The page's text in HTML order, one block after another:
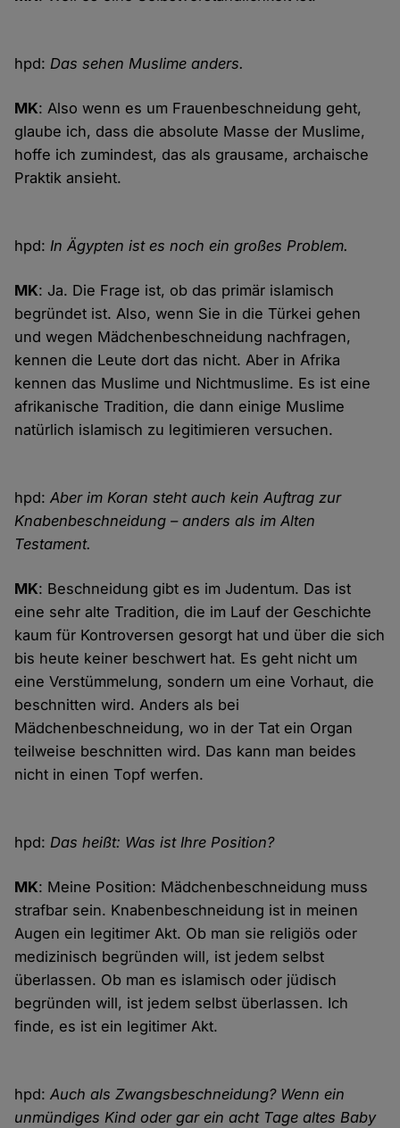
hpd:Das sehen Muslime anders.
MK: Also wenn es um Frauenbeschneidung geht,
glaube ich, dass die absolute Masse der Muslime,
hoffe ich zumindest, das als grausame, archaische
Praktik ansieht.
hpd:In Ägypten ist es noch ein großes Problem.
MK: Ja. Die Frage ist, ob das primär islamisch
begründet ist. Also, wenn Sie in die Türkei gehen
und wegen Mädchenbeschneidung nachfragen,
kennen die Leute dort das nicht. Aber in Afrika
kennen das Muslime und Nichtmuslime. Es ist eine
afrikanische Tradition, die dann einige Muslime
natürlich islamisch zu legitimieren versuchen.
hpd:Aber im Koran steht auch kein Auftrag zur
Knabenbeschneidung – anders als im Alten
Testament.
MK: Beschneidung gibt es im Judentum. Das ist
eine sehr alte Tradition, die im Lauf der Geschichte
kaum für Kontroversen gesorgt hat und über die sich
bis heute keiner beschwert hat. Es geht nicht um
eine Verstümmelung, sondern um eine Vorhaut, die
beschnitten wird. Anders als bei
Mädchenbeschneidung, wo in der Tat ein Organ
teilweise beschnitten wird. Das kann man beides
nicht in einen Topf werfen.
hpd:Das heißt: Was ist Ihre Position?
MK: Meine Position: Mädchenbeschneidung muss
strafbar sein. Knabenbeschneidung ist in meinen
Augen ein legitimer Akt. Ob man sie religiös oder
medizinisch begründen will, ist jedem selbst
überlassen. Ob man es islamisch oder jüdisch
begründen will, ist jedem selbst überlassen. Ich
finde, es ist ein legitimer Akt.
hpd:Auch als Zwangsbeschneidung? Wenn ein
unmündiges Kind oder gar ein acht Tage altes Baby